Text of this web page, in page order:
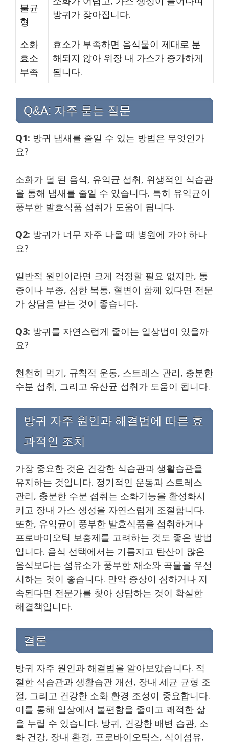
불균
형
방귀가 잦아집니다.
소화
효소
부족
효소가 부족하면 음식물이 제대로 분
해되지 않아 위장 내 가스가 증가하게
됩니다.
Q&A: 자주 묻는 질문
Q1: 방귀 냄새를 줄일 수 있는 방법은 무엇인가
요?
소화가 덜 된 음식, 유익균 섭취, 위생적인 식습관
을 통해 냄새를 줄일 수 있습니다. 특히 유익균이
풍부한 발효식품 섭취가 도움이 됩니다.
Q2: 방귀가 너무 자주 나올 때 병원에 가야 하나
요?
일반적 원인이라면 크게 걱정할 필요 없지만, 통
증이나 부종, 심한 복통, 혈변이 함께 있다면 전문
가 상담을 받는 것이 좋습니다.
Q3: 방귀를 자연스럽게 줄이는 일상법이 있을까
요?
천천히 먹기, 규칙적 운동, 스트레스 관리, 충분한
수분 섭취, 그리고 유산균 섭취가 도움이 됩니다.
방귀 자주 원인과 해결법에 따른 효
과적인 조치
가장 중요한 것은 건강한 식습관과 생활습관을
유지하는 것입니다. 정기적인 운동과 스트레스
관리, 충분한 수분 섭취는 소화기능을 활성화시
키고 장내 가스 생성을 자연스럽게 조절합니다.
또한, 유익균이 풍부한 발효식품을 섭취하거나
프로바이오틱 보충제를 고려하는 것도 좋은 방법
입니다. 음식 선택에서는 기름지고 탄산이 많은
음식보다는 섬유소가 풍부한 채소와 곡물을 우선
시하는 것이 좋습니다. 만약 증상이 심하거나 지
속된다면 전문가를 찾아 상담하는 것이 확실한
해결책입니다.
결론
방귀 자주 원인과 해결법을 알아보았습니다. 적
절한 식습관과 생활습관 개선, 장내 세균 균형 조
절, 그리고 건강한 소화 환경 조성이 중요합니다.
이를 통해 일상에서 불편함을 줄이고 쾌적한 삶
을 누릴 수 있습니다. 방귀, 건강한 배변 습관, 소
화 건강, 장내 환경, 프로바이오틱스, 식이섬유,